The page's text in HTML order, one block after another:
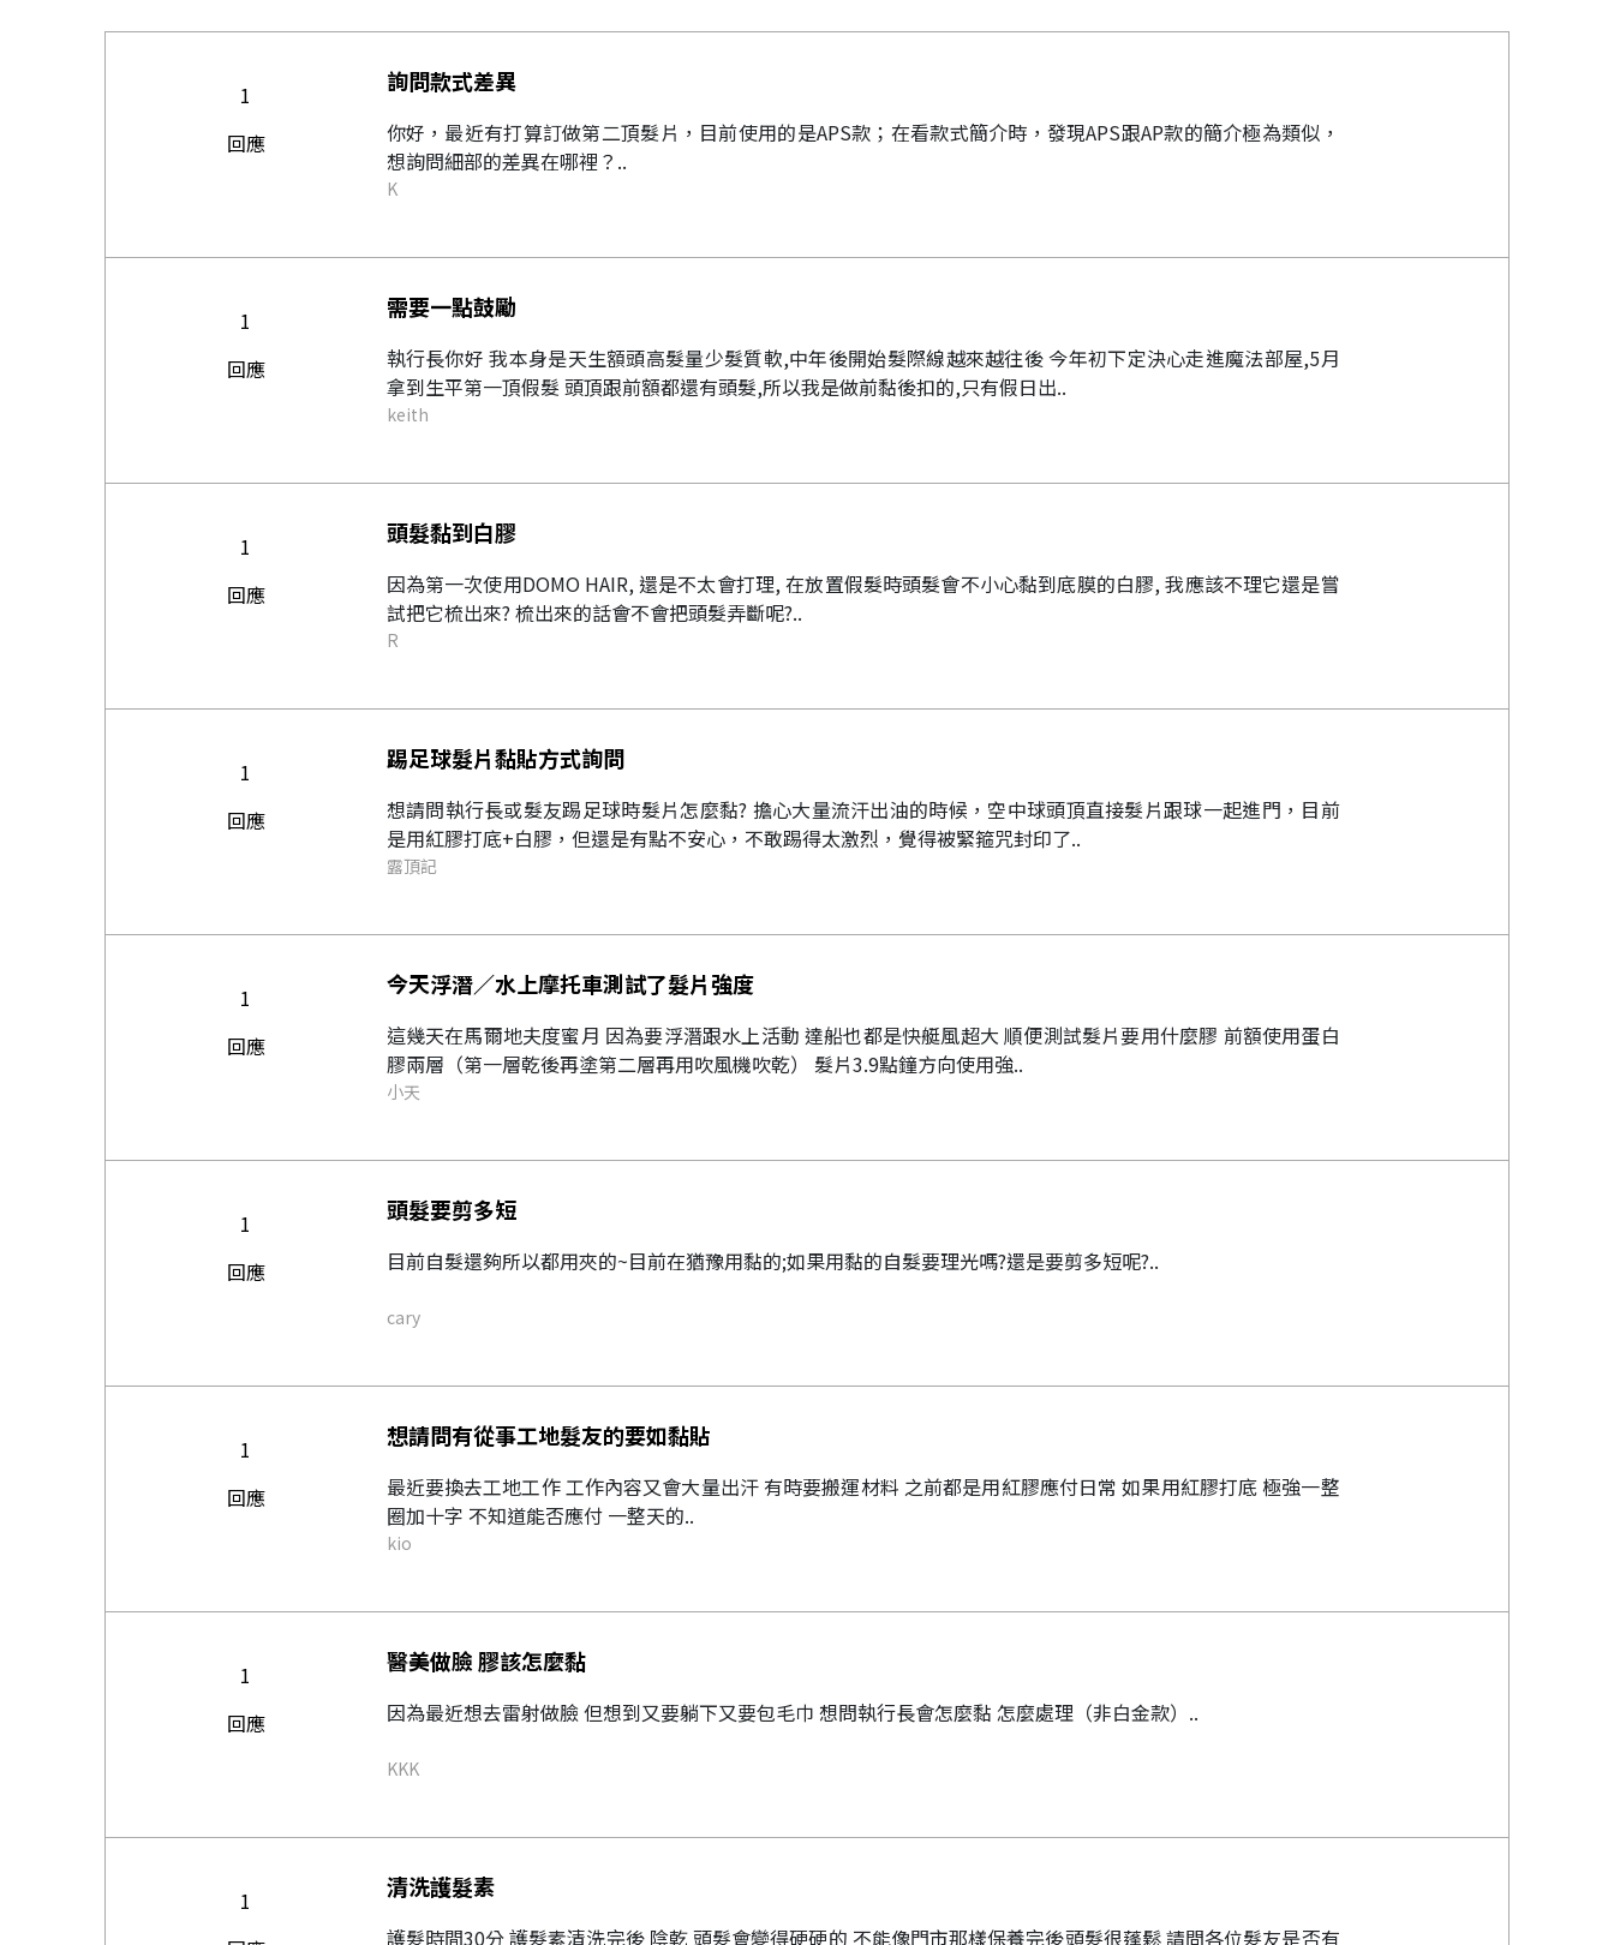
1
回應
詢問款式差異
你好，最近有打算訂做第二頂髮片，目前使用的是APS款；在看款式簡介時，發現APS跟AP款的簡介極為類似，
想詢問細部的差異在哪裡？..
K
1
回應
需要一點鼓勵
執行長你好 我本身是天生額頭高髮量少髮質軟,中年後開始髮際線越來越往後 今年初下定決心走進魔法部屋,5月
拿到生平第一頂假髮 頭頂跟前額都還有頭髮,所以我是做前黏後扣的,只有假日出..
keith
1
回應
頭髮黏到白膠
因為第一次使用DOMO HAIR, 還是不太會打理, 在放置假髮時頭髮會不小心黏到底膜的白膠, 我應該不理它還是嘗
試把它梳出來? 梳出來的話會不會把頭髮弄斷呢?..
R
1
回應
踢足球髮片黏貼方式詢問
想請問執行長或髮友踢足球時髮片怎麼黏? 擔心大量流汗出油的時候，空中球頭頂直接髮片跟球一起進門，目前
是用紅膠打底+白膠，但還是有點不安心，不敢踢得太激烈，覺得被緊箍咒封印了..
露頂記
1
回應
今天浮潛／水上摩托車測試了髮片強度
這幾天在馬爾地夫度蜜月 因為要浮潛跟水上活動 達船也都是快艇風超大 順便測試髮片要用什麼膠 前額使用蛋白
膠兩層（第一層乾後再塗第二層再用吹風機吹乾） 髮片3.9點鐘方向使用強..
小天
1
回應
頭髮要剪多短
目前自髮還夠所以都用夾的~目前在猶豫用黏的;如果用黏的自髮要理光嗎?還是要剪多短呢?..
cary
1
回應
想請問有從事工地髮友的要如黏貼
最近要換去工地工作 工作內容又會大量出汗 有時要搬運材料 之前都是用紅膠應付日常 如果用紅膠打底 極強一整
圈加十字 不知道能否應付 一整天的..
kio
1
回應
醫美做臉 膠該怎麼黏
因為最近想去雷射做臉 但想到又要躺下又要包毛巾 想問執行長會怎麼黏 怎麼處理（非白金款）..
KKK
1
清洗護髮素
護髮時間30分 護髮素清洗完後 陰乾 頭髮會變得硬硬的 不能像門市那樣保養完後頭髮很蓬鬆 請問各位髮友是否有